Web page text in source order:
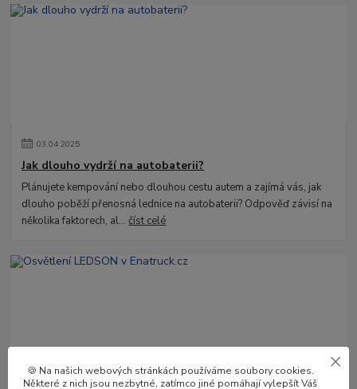
03.04.2025
Jak dlouho vydrží na autobaterii?
Plánujete kempování nebo dlouhou cestu autem a zajímá vás, jak
dlouho poběží přenosná lednice na autobaterii? Odpověď závisí na
několika faktorech, al...číst celé
🍪 Na našich webových stránkách používáme soubory cookies.
Některé z nich jsou nezbytné, zatímco jiné pomáhají vylepšít Váš